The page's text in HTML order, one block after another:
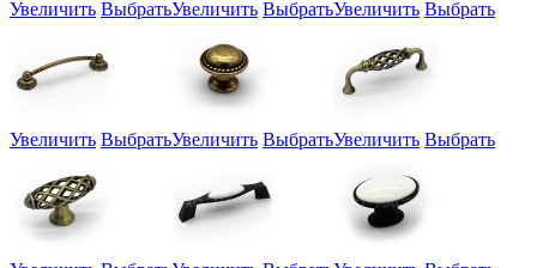
Увеличить ВыбратьУвеличить ВыбратьУвеличить Выбрать
Увеличить ВыбратьУвеличить ВыбратьУвеличить Выбрать